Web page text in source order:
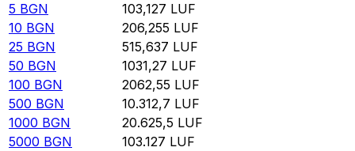
5 BGN 103,127 LUF
10 BGN 206,255 LUF
25 BGN 515,637 LUF
50 BGN 1031,27 LUF
100 BGN 2062,55 LUF
500 BGN 10.312,7 LUF
1000 BGN 20.625,5 LUF
5000 BGN 103.127 LUF